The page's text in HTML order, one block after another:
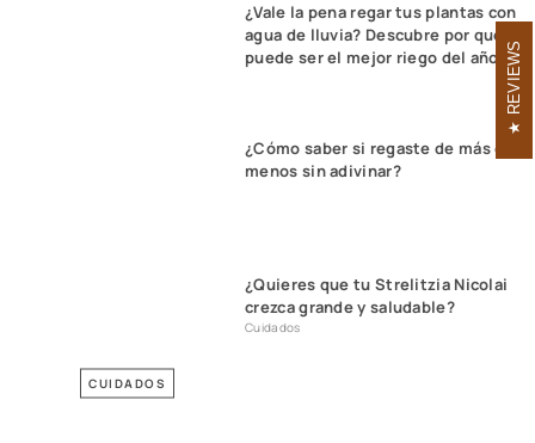
¿Vale la pena regar tus plantas con
agua de lluvia? Descubre por qué
puede ser el mejor riego del año
¿Cómo saber si regaste de más o
menos sin adivinar?
CUIDADOS
¿Quieres que tu Strelitzia Nicolai
crezca grande y saludable?
Cuidados
REVIEWS